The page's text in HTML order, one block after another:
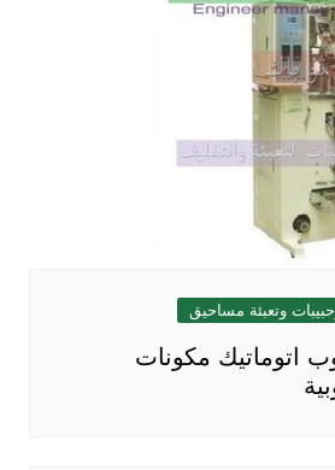
وتعبئة مساحيق
اتوماتيك مكونات